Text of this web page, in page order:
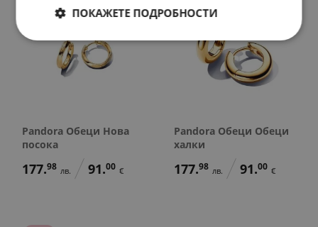
Pandora Обеци Нова
посока
177.98 лв. 91.00 €
Pandora Обеци Обеци
халки
177.98 лв. 91.00 €
ПОКАЖЕТЕ ПОДРОБНОСТИ